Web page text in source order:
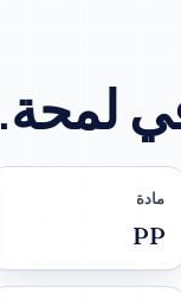
مادة
PP